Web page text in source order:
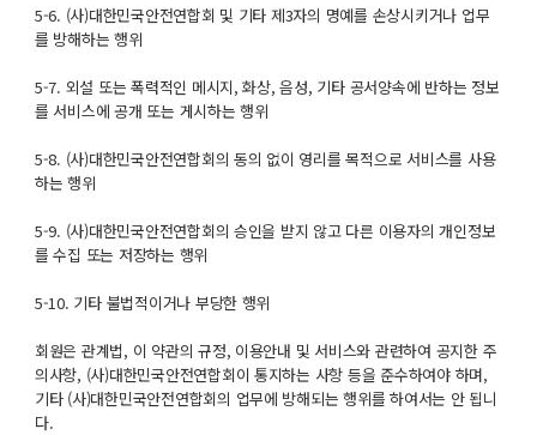
5-6. (사)대한민국안전연합회 및 기타 제3자의 명예를 손상시키거나 업무
를 방해하는 행위
5-7. 외설 또는 폭력적인 메시지, 화상, 음성, 기타 공서양속에 반하는 정보
를 서비스에 공개 또는 게시하는 행위
5-8. (사)대한민국안전연합회의 동의 없이 영리를 목적으로 서비스를 사용
하는 행위
5-9. (사)대한민국안전연합회의 승인을 받지 않고 다른 이용자의 개인정보
를 수집 또는 저장하는 행위
5-10. 기타 불법적이거나 부당한 행위
회원은 관계법, 이 약관의 규정, 이용안내 및 서비스와 관련하여 공지한 주
의사항, (사)대한민국안전연합회이 통지하는 사항 등을 준수하여야 하며,
기타 (사)대한민국안전연합회의 업무에 방해되는 행위를 하여서는 안 됩니
다.